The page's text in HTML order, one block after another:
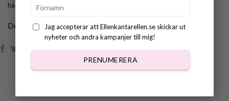
Jag accepterar att Ellenkantarellen.se skickar ut
nyheter och andra kampanjer till mig!
PRENUMERERA
hängsleklips,klämma till napphållare
Dela: